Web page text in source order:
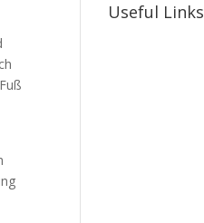
Useful Links